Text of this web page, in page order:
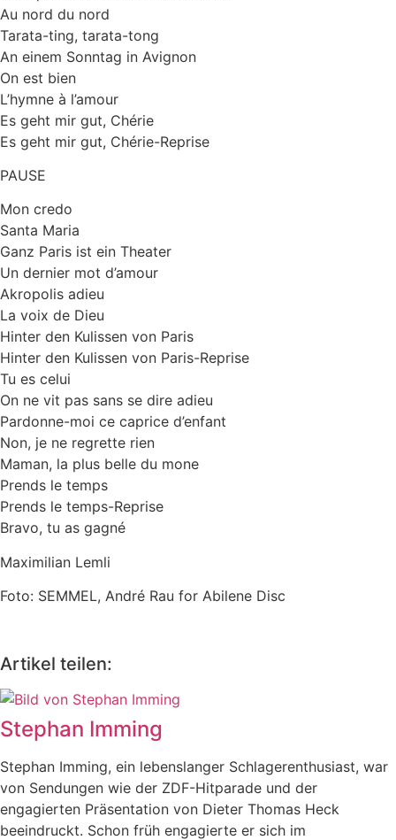
Au nord du nord
Tarata-ting, tarata-tong
An einem Sonntag in Avignon
On est bien
L’hymne à l’amour
Es geht mir gut, Chérie
Es geht mir gut, Chérie-Reprise
PAUSE
Mon credo
Santa Maria
Ganz Paris ist ein Theater
Un dernier mot d’amour
Akropolis adieu
La voix de Dieu
Hinter den Kulissen von Paris
Hinter den Kulissen von Paris-Reprise
Tu es celui
On ne vit pas sans se dire adieu
Pardonne-moi ce caprice d’enfant
Non, je ne regrette rien
Maman, la plus belle du mone
Prends le temps
Prends le temps-Reprise
Bravo, tu as gagné
Maximilian Lemli
Foto: SEMMEL, André Rau for Abilene Disc
Artikel teilen:
Stephan Imming
Stephan Imming, ein lebenslanger Schlagerenthusiast, war
von Sendungen wie der ZDF-Hitparade und der
engagierten Präsentation von Dieter Thomas Heck
beeindruckt. Schon früh engagierte er sich im